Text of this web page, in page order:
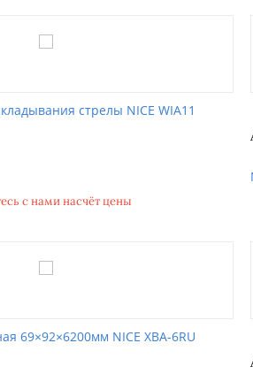
стрелы NICE WIA11
с нами насчёт цены
69×92×6200мм NICE XBA-6RU